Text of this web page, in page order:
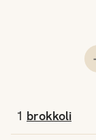
1 brokkoli